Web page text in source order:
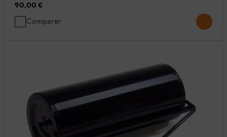
90,00 €
Comparer